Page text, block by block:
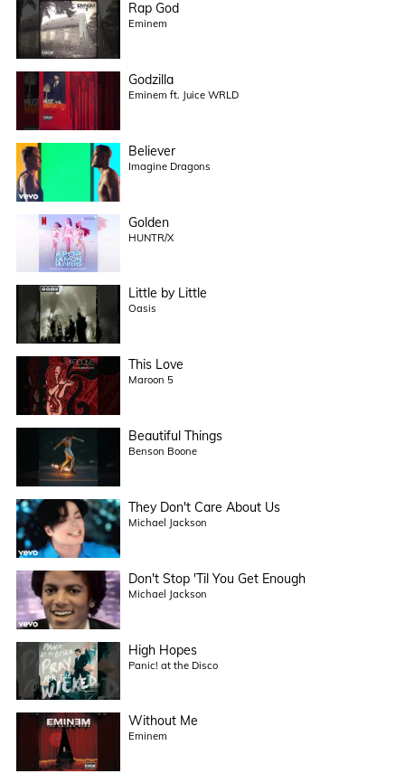
Rap God
Eminem
Godzilla
Eminem ft. Juice WRLD
Believer
Imagine Dragons
Golden
HUNTR/X
Little by Little
Oasis
This Love
Maroon 5
Beautiful Things
Benson Boone
They Don't Care About Us
Michael Jackson
Don't Stop 'Til You Get Enough
Michael Jackson
High Hopes
Panic! at the Disco
Without Me
Eminem